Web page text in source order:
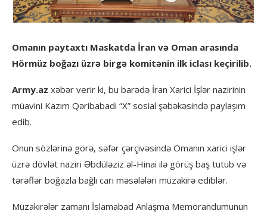
Omanın paytaxtı Maskatda İran və Oman arasında
Hörmüz boğazı üzrə birgə komitənin ilk iclası keçirilib.
Army.az xəbər verir ki, bu barədə İran Xarici İşlər nazirinin
müavini Kazım Qəribabadi “X” sosial şəbəkəsində paylaşım
edib.
Onun sözlərinə görə, səfər çərçivəsində Omanın xarici işlər
üzrə dövlət naziri Əbdüləziz əl-Hinai ilə görüş baş tutub və
tərəflər boğazla bağlı cari məsələləri müzakirə ediblər.
Müzakirələr zamanı İslamabad Anlaşma Memorandumunun